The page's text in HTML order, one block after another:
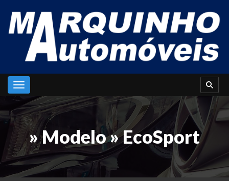
Toggle navigation
» Modelo » EcoSport